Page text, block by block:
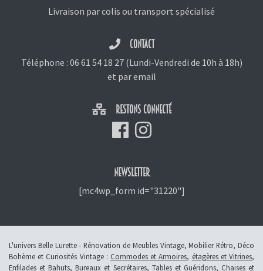
Livraison par colis ou transport spécialisé
CONTACT
Téléphone : 06 61 54 18 27(Lundi-Vendredi de 10h à 18h)
et par email
RESTONS CONNECTÉ
NEWSLETTER
[mc4wp_form id="31220"]
L'univers Belle Lurette - Rénovation de Meubles Vintage, Mobilier Rétro, Déco
Bohème et Curiosités Vintage : Commodes et Armoires, étagères et Vitrines,
Enfilades et Bahuts,Bureaux et Secrétaires, Tables et Guéridons, Chaises et